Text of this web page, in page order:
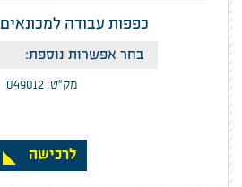
כפפות עבודה למכונאים SIGNET L
מק”ט: 049012
לרכישה